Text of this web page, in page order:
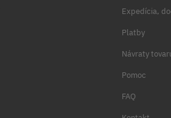
Expedícia,
Platby
Návraty
Pomoc
FAQ